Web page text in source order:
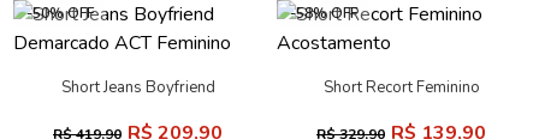
-50% OFF
Short Jeans Boyfriend
R$ 419,90 R$ 209,90
-58% OFF
Short Recort Feminino
R$ 329,90 R$ 139,90